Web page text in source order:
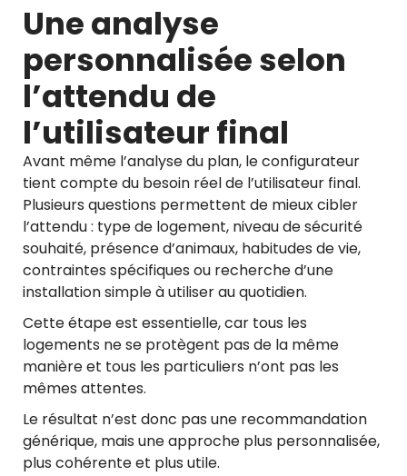
Une analyse
personnalisée selon
l’attendu de
l’utilisateur final
Avant même l’analyse du plan, le configurateur
tient compte du besoin réel de l’utilisateur final.
Plusieurs questions permettent de mieux cibler
l’attendu : type de logement, niveau de sécurité
souhaité, présence d’animaux, habitudes de vie,
contraintes spécifiques ou recherche d’une
installation simple à utiliser au quotidien.
Cette étape est essentielle, car tous les
logements ne se protègent pas de la même
manière et tous les particuliers n’ont pas les
mêmes attentes.
Le résultat n’est donc pas une recommandation
générique, mais une approche plus personnalisée,
plus cohérente et plus utile.